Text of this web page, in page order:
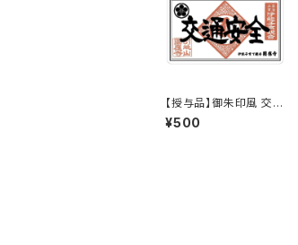
【授与品】御朱印風 交通
安全ステッカー
¥500